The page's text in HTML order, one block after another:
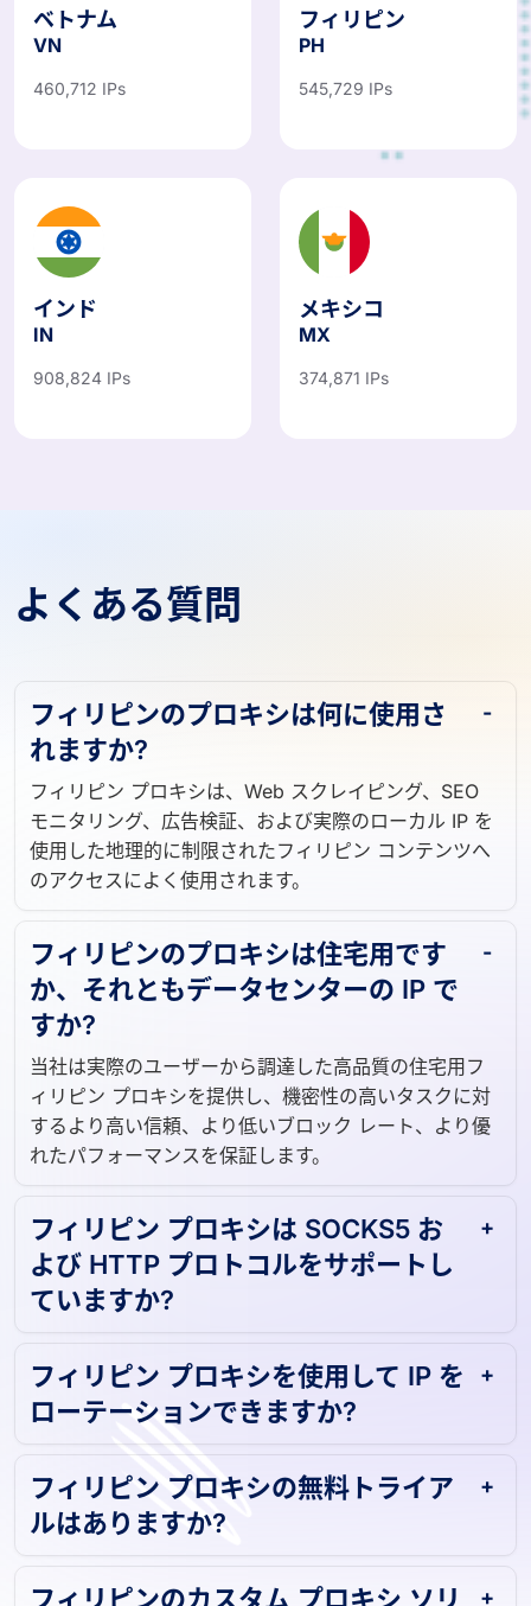
ベトナム
VN
460,712 IPs
フィリピン
PH
545,729 IPs
インド
IN
908,824 IPs
メキシコ
MX
374,871 IPs
よくある質問
フィリピンのプロキシは何に使用さ
れますか?
フィリピン プロキシは、Web スクレイピング、SEO
モニタリング、広告検証、および実際のローカル IP を
使用した地理的に制限されたフィリピン コンテンツへ
のアクセスによく使用されます。
フィリピンのプロキシは住宅用です
か、それともデータセンターの IP で
すか?
当社は実際のユーザーから調達した高品質の住宅用フ
ィリピン プロキシを提供し、機密性の高いタスクに対
するより高い信頼、より低いブロック レート、より優
れたパフォーマンスを保証します。
フィリピン プロキシは SOCKS5 お
よび HTTP プロトコルをサポートし
ていますか?
フィリピン プロキシを使用して IP を
ローテーションできますか?
フィリピン プロキシの無料トライア
ルはありますか?